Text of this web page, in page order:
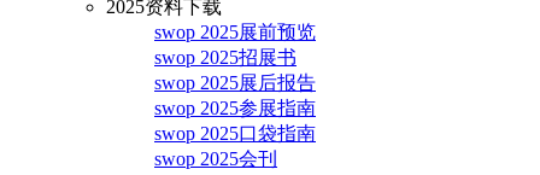
2025资料下载
swop 2025展前预览
swop 2025招展书
swop 2025展后报告
swop 2025参展指南
swop 2025口袋指南
swop 2025会刊